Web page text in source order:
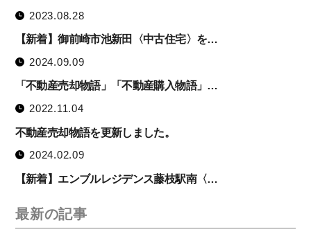
2023.08.28
【新着】御前崎市池新田〈中古住宅〉を…
2024.09.09
「不動産売却物語」「不動産購入物語」…
2022.11.04
不動産売却物語を更新しました。
2024.02.09
【新着】エンブルレジデンス藤枝駅南〈…
最新の記事